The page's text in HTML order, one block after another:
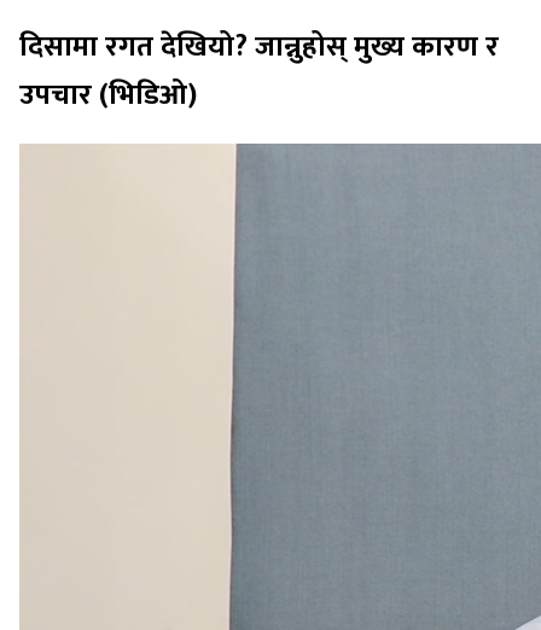
दिसामा रगत देखियो? जान्नुहोस् मुख्य कारण र
उपचार (भिडिओ)